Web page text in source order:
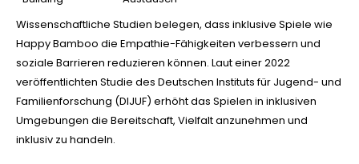
Wissenschaftliche Studien belegen, dass inklusive Spiele wie
Happy Bamboo die Empathie-Fähigkeiten verbessern und
soziale Barrieren reduzieren können. Laut einer 2022
veröffentlichten Studie des Deutschen Instituts für Jugend- und
Familienforschung (DIJUF) erhöht das Spielen in inklusiven
Umgebungen die Bereitschaft, Vielfalt anzunehmen und
inklusiv zu handeln.